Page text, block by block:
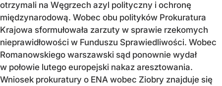
otrzymali na Węgrzech azyl polityczny i ochronę
międzynarodową. Wobec obu polityków Prokuratura
Krajowa sformułowała zarzuty w sprawie rzekomych
nieprawidłowości w Funduszu Sprawiedliwości. Wobec
Romanowskiego warszawski sąd ponownie wydał
w połowie lutego europejski nakaz aresztowania.
Wniosek prokuratury o ENA wobec Ziobry znajduje się